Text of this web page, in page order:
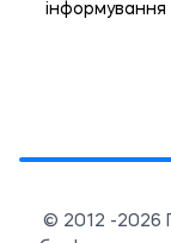
© 2012 -2026